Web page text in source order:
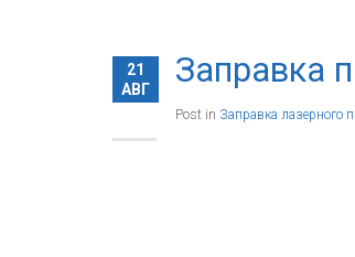
21
АВГ
Заправка
Post in Заправка лазерного